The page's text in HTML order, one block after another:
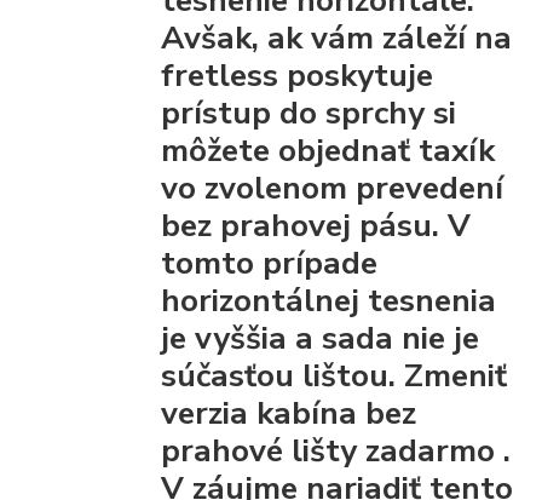
Avšak, ak vám záleží na
fretless poskytuje
prístup do sprchysi
môžete objednať taxík
vo zvolenom prevedení
bez prahovej pásu.V
tomto prípade
horizontálnej tesnenia
je vyššia a sada nie je
súčasťou lištou. Zmeniť
verzia kabína bez
prahové lištyzadarmo .
V záujme nariadiť tento